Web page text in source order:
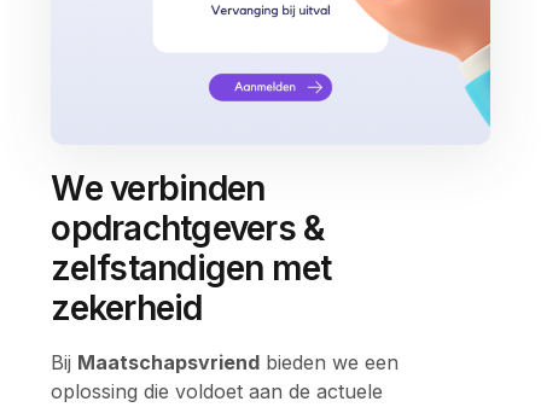
We verbinden
opdrachtgevers &
zelfstandigen met
zekerheid
Bij Maatschapsvriend bieden we een
oplossing die voldoet aan de actuele